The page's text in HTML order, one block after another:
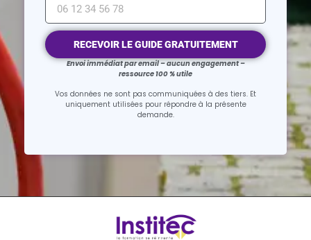
RECEVOIR LE GUIDE GRATUITEMENT
Envoi immédiat par email – aucun engagement –
ressource 100 % utile
Vos données ne sont pas communiquées à des tiers. Et
uniquement utilisées pour répondre à la présente
demande.